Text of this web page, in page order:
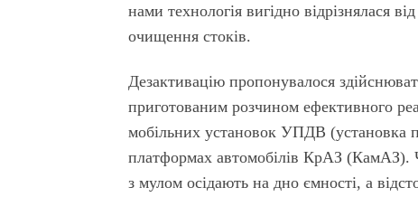
нами технологія вигідно відрізнялася
очищення стоків.
Дезактивацію пропонувалося
приготованим розчином ефективного
мобільних установок УПДВ (установка
платформах автомобілів КрАЗ (КамАЗ).
з мулом осідають на дно ємності, а